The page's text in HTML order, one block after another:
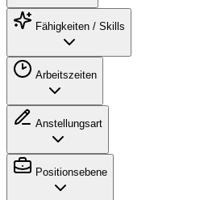
Fähigkeiten / Skills
Arbeitszeiten
Anstellungsart
Positionsebene